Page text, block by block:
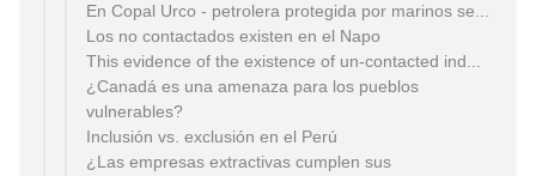
En Copal Urco - petrolera protegida por marinos se...
Los no contactados existen en el Napo
This evidence of the existence of un-contacted ind...
¿Canadá es una amenaza para los pueblos
vulnerables?
Inclusión vs. exclusión en el Perú
¿Las empresas extractivas cumplen sus